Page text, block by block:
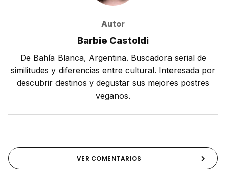
Autor
Barbie Castoldi
De Bahía Blanca, Argentina. Buscadora serial de
similitudes y diferencias entre cultural. Interesada por
descubrir destinos y degustar sus mejores postres
veganos.
VER COMENTARIOS